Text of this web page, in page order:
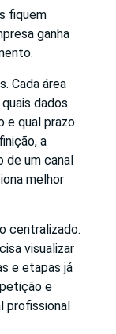
fiquem
ganha
Cada área
dados
e qual prazo
a
um canal
melhor
centralizado.
visualizar
e etapas já
e
profissional